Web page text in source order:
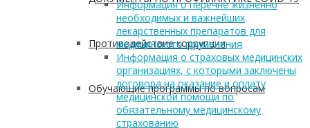
Противодействие коррупции
Обучающие программы по вопросам
Информация о перечне жизненно
необходимых и важнейших
лекарственных препаратов для
медицинского применения
Информация о страховых медицинских
организациях, с которыми заключены
договора на оказание и оплату
медицинской помощи по
обязательному медицинскому
страхованию